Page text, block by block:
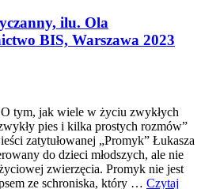
ilu. Ola
BIS, Warszawa 2023
tym, jak wiele w życiu zwykłych
pies i kilka prostych rozmów”
zatytułowanej „Promyk” Łukasza
do dzieci młodszych, ale nie
zwierzęcia. Promyk nie jest
ze schroniska, który … Czytaj